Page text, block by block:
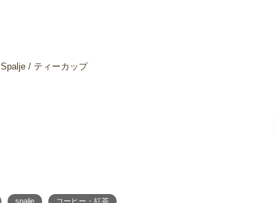
Spalje / ティーカップ
spalje コーヒー・紅茶